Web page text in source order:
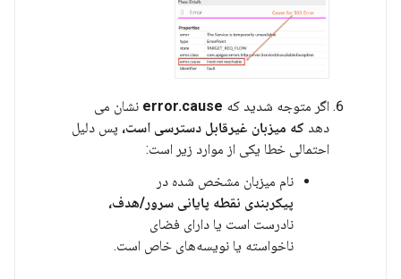
اگر متوجه شدید که error.cause نشان می
دهد که میزبان غیرقابل دسترسی است، پس دلیل
احتمالی خطا یکی از موارد زیر است:
نام میزبان مشخص شده در
پیکربندی نقطه پایانی سرور/هدف،
نادرست است یا دارای فضای
ناخواسته یا نویسه‌های خاص است.